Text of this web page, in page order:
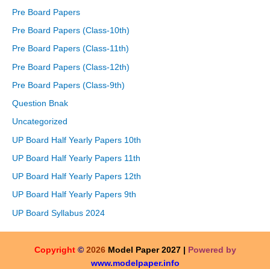
Pre Board Papers
Pre Board Papers (Class-10th)
Pre Board Papers (Class-11th)
Pre Board Papers (Class-12th)
Pre Board Papers (Class-9th)
Question Bnak
Uncategorized
UP Board Half Yearly Papers 10th
UP Board Half Yearly Papers 11th
UP Board Half Yearly Papers 12th
UP Board Half Yearly Papers 9th
UP Board Syllabus 2024
Copyright © 2026 Model Paper 2027 |
Powered by
www.modelpaper.info